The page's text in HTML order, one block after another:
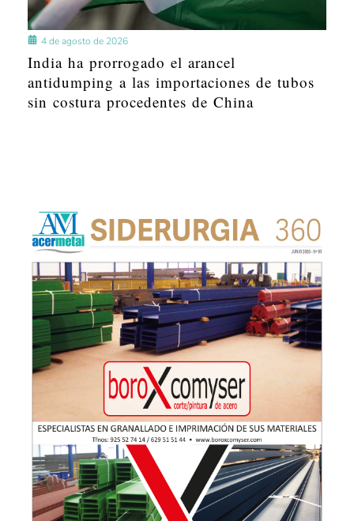
4 de agosto de 2026
India ha prorrogado el arancel
antidumping a las importaciones de tubos
sin costura procedentes de China